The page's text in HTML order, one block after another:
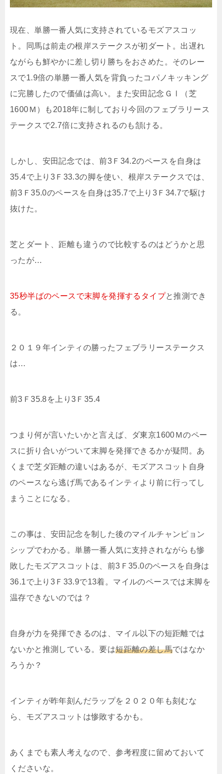
現在、単勝一番人気に支持されているモズアスコッ
ト。同馬は前走の根岸ステークスが初ダート。出遅れ
ながらも鮮やかに差し切り勝ちをおさめた。そのレー
スで1.9倍の単勝一番人気を背負ったコパノキッキング
に完勝したので価値は高い。また安田記念ＧⅠ（芝
1600Ｍ）も2018年に制しており今回のフェブラリース
テークスで2.7倍に支持されるのも頷ける。
しかし、安田記念では、前3Ｆ34.2のペースを自身は
35.4で上り3Ｆ33.3の脚を使い、根岸ステークスでは、
前3Ｆ35.0のペースを自身は35.7で上り3Ｆ34.7で駆け
抜けた。
芝とダート、距離も違うので比較するのはどうかと思
ったが…
35秒半ばのペースで末脚を発揮するタイプと推測でき
る。
２０１９年インティの勝ったフェブラリーステークス
は…
前3Ｆ35.8を上り3Ｆ35.4
つまり何が言いたいかと言えば、ダ東京1600Ｍのペー
スに折り合いがついて末脚を発揮できるかが疑問。あ
くまで芝ダ距離の違いはあるが、モズアスコット自身
のペースなら逃げ馬であるインティより前に行ってし
まうことになる。
この事は、安田記念を制した後のマイルチャンピョン
シップでわかる。単勝一番人気に支持されながらも惨
敗したモズアスコットは、前3Ｆ35.0のペースを自身は
36.1で上り3Ｆ33.9で13着。マイルのペースでは末脚を
温存できないのでは？
自身が力を発揮できるのは、マイル以下の短距離では
ないかと推測している。要は短距離の差し馬ではなか
ろうか？
インティが昨年刻んだラップを２０２０年も刻むな
ら、モズアスコットは惨敗するかも。
あくまでも素人考えなので、参考程度に留めておいて
くださいな。